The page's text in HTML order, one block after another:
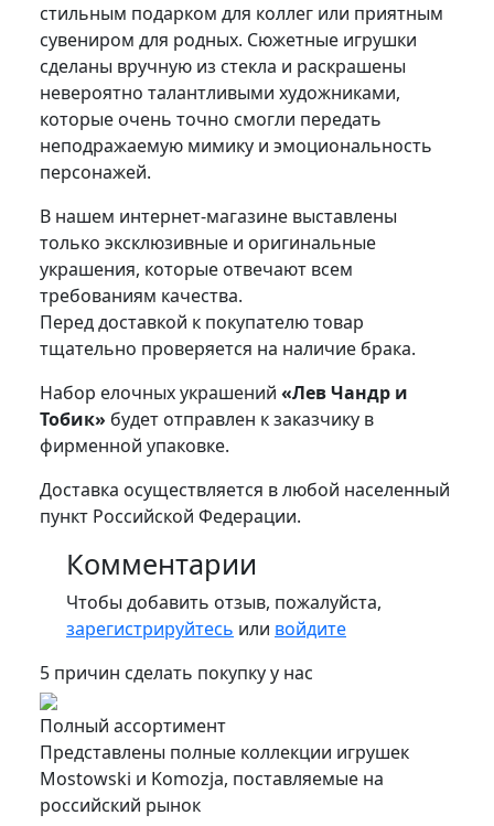
стильным подарком для коллег или приятным
сувениром для родных. Сюжетные игрушки
сделаны вручную из стекла и раскрашены
невероятно талантливыми художниками,
которые очень точно смогли передать
неподражаемую мимику и эмоциональность
персонажей.
В нашем интернет-магазине выставлены
только эксклюзивные и оригинальные
украшения, которые отвечают всем
требованиям качества.
Перед доставкой к покупателю товар
тщательно проверяется на наличие брака.
Набор елочных украшений «Лев Чандр и
Тобик» будет отправлен к заказчику в
фирменной упаковке.
Доставка осуществляется в любой населенный
пункт Российской Федерации.
Комментарии
Чтобы добавить отзыв, пожалуйста,
зарегистрируйтесь или войдите
5 причин сделать покупку у нас
Полный ассортимент
Представлены полные коллекции игрушек
Mostowski и Komozja, поставляемые на
российский рынок